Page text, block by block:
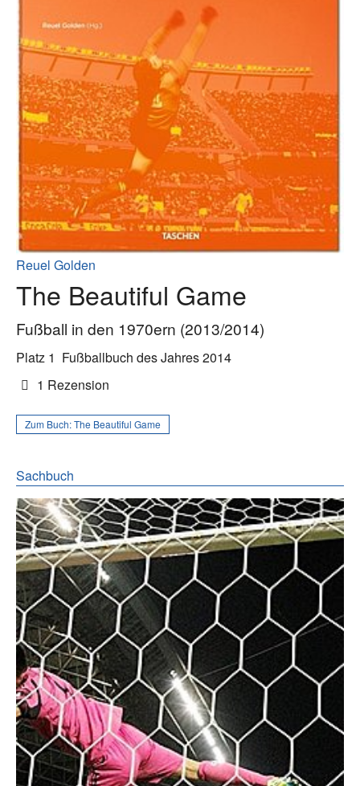
Reuel Golden
The Beautiful Game
Fußball in den 1970ern (2013/2014)
Platz 1 Fußballbuch des Jahres 2014
1 Rezension
Zum Buch:The Beautiful Game
Sachbuch